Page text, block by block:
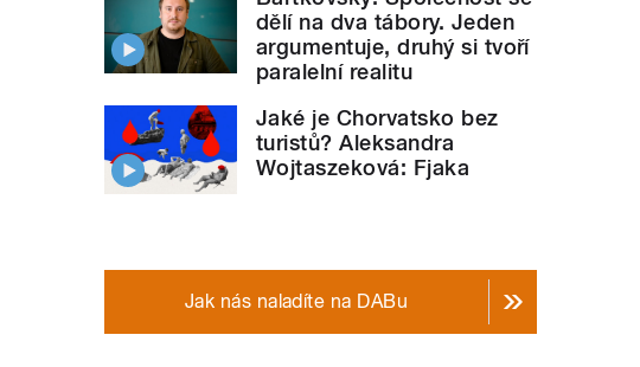
dělí na dva tábory. Jeden
argumentuje, druhý si tvoří
paralelní realitu
Jaké je Chorvatsko bez
turistů? Aleksandra
Wojtaszeková: Fjaka
Jak nás naladíte na DABu